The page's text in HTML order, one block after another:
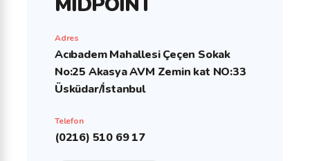
Adres
Acıbadem Mahallesi Çeçen Sokak
No:25 Akasya AVM Zemin kat NO:33
Üsküdar/İstanbul
Telefon
(0216) 510 69 17